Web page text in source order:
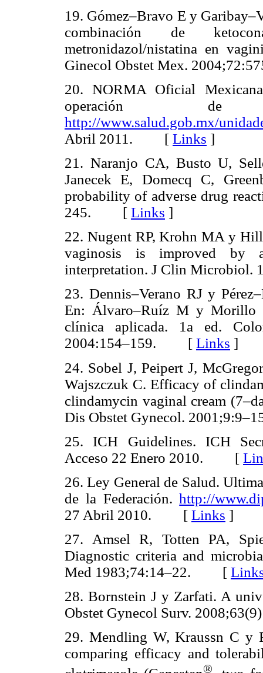
19. Gómez–Bravo E y
combinación de
metronidazol/nistatina en
Ginecol Obstet Mex.
20. NORMA Oficial
operación de
http://www.salud.gob.mx/
Abril 2011. [ Links ]
21. Naranjo CA, Busto U,
Janecek E, Domecq C,
probability of adverse drug
245. [ Links ]
22. Nugent RP, Krohn MA y
vaginosis is improved by
interpretation. J Clin
23. Dennis–Verano RJ y
En: Álvaro–Ruíz M y Morillo
clínica aplicada. 1a ed.
2004:154–159. [ Links ]
24. Sobel J, Peipert J,
Wajszczuk C. Efficacy of
clindamycin vaginal cream
Dis Obstet Gynecol.
25. ICH Guidelines. ICH
Acceso 22 Enero 2010. [
26. Ley General de Salud.
de la Federación.http://
27 Abril 2010. [ Links ]
27. Amsel R, Totten PA,
Diagnostic criteria and
Med 1983;74:14–22. [
28. Bornstein J y Zarfati. A
Obstet Gynecol Surv.
29. Mendling W, Kraussn C y
comparing efficacy and
®